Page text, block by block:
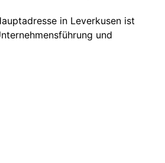
in Leverkusen ist
und